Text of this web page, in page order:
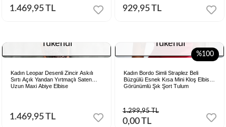
1.469,95 TL 929,95 TL
Tükendi
Kadın Leopar Desenli Zincir Askılı
Sırtı Açık Yandan Yırtmaçlı Saten
Uzun Maxi Abiye Elbise
1.469,95 TL
%100
Tükendi
Kadın Bordo Simli Straplez Beli
Büzgülü Esnek Kısa Mini Kloş Elbise
Görünümlü Şık Şort Tulum
1.299,95 TL
0,00 TL